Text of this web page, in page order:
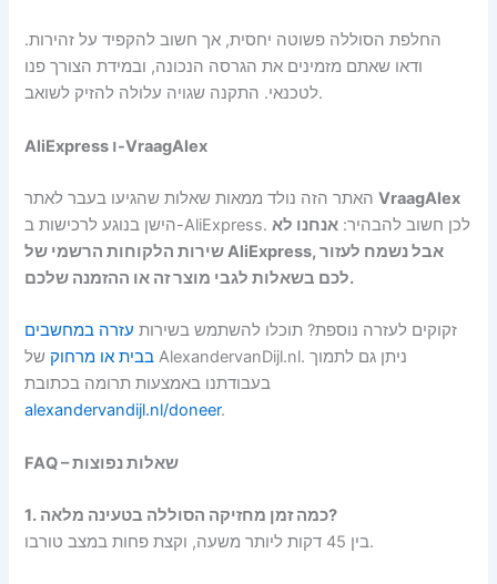
החלפת הסוללה פשוטה יחסית, אך חשוב להקפיד על זהירות.
ודאו שאתם מזמינים את הגרסה הנכונה, ובמידת הצורך פנו
לטכנאי. התקנה שגויה עלולה להזיק לשואב.
AliExpress ו-VraagAlex
האתר הזה נולד ממאות שאלות שהגיעו בעבר לאתרVraagAlex
הישן בנוגע לרכישות ב-AliExpress. לכן חשוב להבהיר: אנחנו לא
שירות הלקוחות הרשמי של AliExpress, אבל נשמח לעזור
לכם בשאלות לגבי מוצר זה או ההזמנה שלכם.
זקוקים לעזרה נוספת? תוכלו להשתמש בשירות עזרה במחשבים
בבית או מרחוקשל AlexandervanDijl.nl. ניתן גם לתמוך
בעבודתנו באמצעות תרומה בכתובת
alexandervandijl.nl/doneer.
FAQ – שאלות נפוצות
1. כמה זמן מחזיקה הסוללה בטעינה מלאה?
בין 45 דקות ליותר משעה, וקצת פחות במצב טורבו.